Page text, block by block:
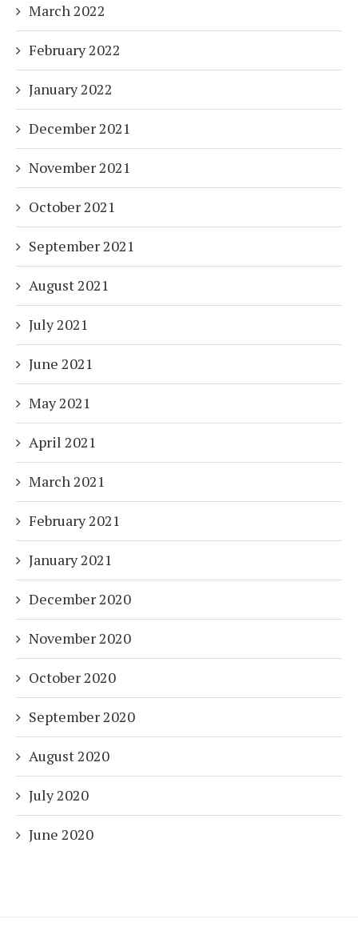
March 2022
February 2022
January 2022
December 2021
November 2021
October 2021
September 2021
August 2021
July 2021
June 2021
May 2021
April 2021
March 2021
February 2021
January 2021
December 2020
November 2020
October 2020
September 2020
August 2020
July 2020
June 2020